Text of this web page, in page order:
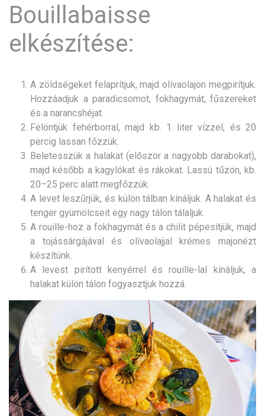
Bouillabaisse
elkészítése:
A zöldségeket felaprítjuk, majd olívaolajon megpirítjuk.
Hozzáadjuk a paradicsomot, fokhagymát, fűszereket
és a narancshéjat.
Felöntjük fehérborral, majd kb. 1 liter vízzel, és 20
percig lassan főzzük.
Beletesszük a halakat (először a nagyobb darabokat),
majd később a kagylókat és rákokat. Lassú tűzön, kb.
20–25 perc alatt megfőzzük.
A levet leszűrjük, és külön tálban kínáljuk. A halakat és
tenger gyümölcseit egy nagy tálon tálaljuk.
A rouille-hoz a fokhagymát és a chilit pépesítjük, majd
a tojássárgájával és olívaolajjal krémes majonézt
készítünk.
A levest pirított kenyérrel és rouille-lal kínáljuk, a
halakat külön tálon fogyasztjuk hozzá.